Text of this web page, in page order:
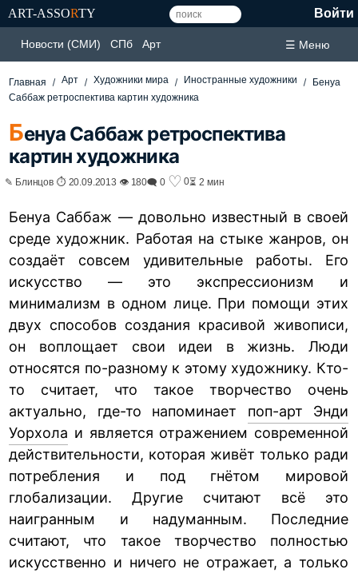
ART-ASSORTY Войти
Новости (СМИ) СПб Арт ☰ Меню
Главная Арт Художники мира Иностранные художники
Бенуа
Саббаж ретроспектива картин художника
Бенуа Саббаж ретроспектива
картин художника
✎ Блинцов ⏱ 20.09.2013 👁 180🗨 0 ♡ 0⏳ 2 мин
Бенуа Саббаж — довольно известный в своей
среде художник. Работая на стыке жанров, он
создаёт совсем удивительные работы. Его
искусство — это экспрессионизм и
минимализм в одном лице. При помощи этих
двух способов создания красивой живописи,
он воплощает свои идеи в жизнь. Люди
относятся по-разному к этому художнику. Кто-
то считает, что такое творчество очень
актуально, где-то напоминает поп-арт Энди
Уорхола и является отражением современной
действительности, которая живёт только ради
потребления и под гнётом мировой
глобализации. Другие считают всё это
наигранным и надуманным. Последние
считают, что такое творчество полностью
искусственно и ничего не отражает, а только